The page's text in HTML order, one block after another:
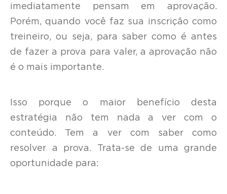
imediatamente pensam em aprovação.
Porém, quando você faz sua inscrição como
treineiro, ou seja, para saber como é antes
de fazer a prova para valer, a aprovação não
é o mais importante.
Isso porque o maior benefício desta
estratégia não tem nada a ver com o
conteúdo. Tem a ver com saber como
resolver a prova. Trata-se de uma grande
oportunidade para: